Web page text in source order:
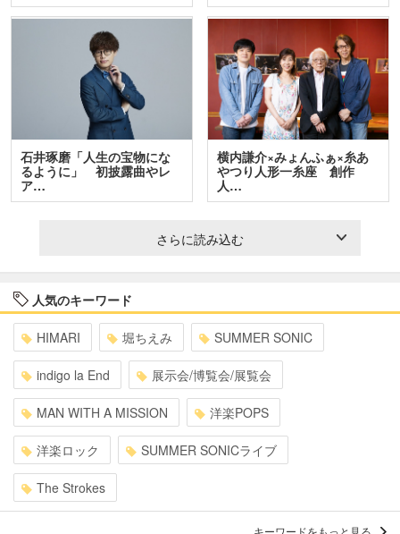
石井琢磨「人生の宝物にな
るように」 初披露曲やレ
ア…
横内謙介×みょんふぁ×糸あ
やつり人形一糸座 創作
人…
さらに読み込む
人気のキーワード
HIMARI 堀ちえみ SUMMER SONIC
indigo la End 展示会/博覧会/展覧会
MAN WITH A MISSION 洋楽POPS
洋楽ロック SUMMER SONICライブ
The Strokes
キーワードをもっと見る